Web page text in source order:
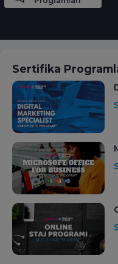
Sertifika